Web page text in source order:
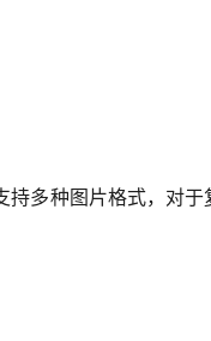
多种图片格式，对